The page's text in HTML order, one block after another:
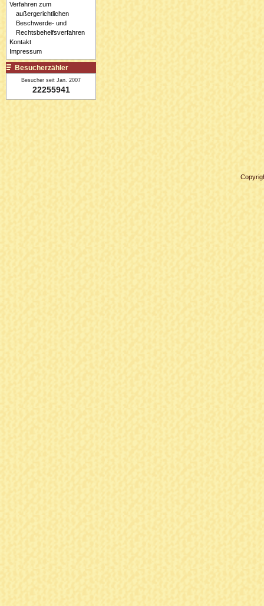
Verfahren zum
außergerichtlichen
Beschwerde- und
Rechtsbehelfsverfahren
Kontakt
Impressum
Besucherzähler
Besucher seit Jan. 2007
22255941